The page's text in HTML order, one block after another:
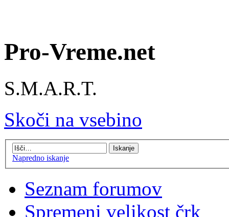
Pro-Vreme.net
S.M.A.R.T.
Skoči na vsebino
Napredno iskanje
Seznam forumov
Spremeni velikost črk